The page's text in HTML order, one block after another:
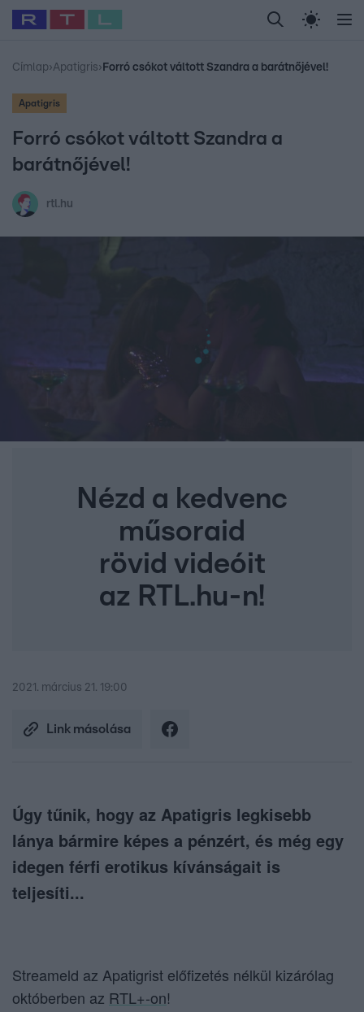
Legfrissebb RTL Híradó Randi Celeb vagyok,
Babits Marcella Most Wanted Gallusz
Címlap›Apatigris› Forró csókot váltott Szandra a barátnőjével!
Apatigris
Forró csókot váltott Szandra a
barátnőjével!
rtl.hu
Nézd a kedvenc
műsoraid
rövid videóit
az RTL.hu-n!
2021. március 21. 19:00
Link másolása
Úgy tűnik, hogy az Apatigris legkisebb
lánya bármire képes a pénzért, és még egy
idegen férfi erotikus kívánságait is
teljesíti...
Streameld az Apatigrist előfizetés nélkül kizárólag
októberben az RTL+-on!